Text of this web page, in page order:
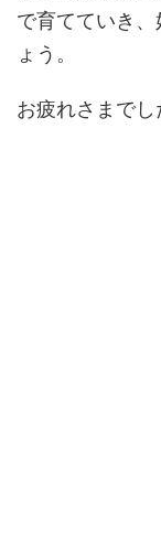
で育てていき
ょう。
お疲れさまでし